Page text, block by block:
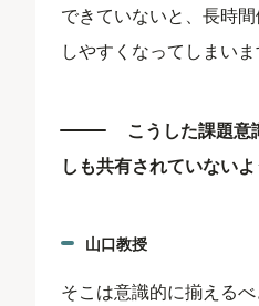
できていないと、長時
しやすくなってしまいま
こうした課題
しも共有されていないよ
山口教授
そこは意識的に揃える